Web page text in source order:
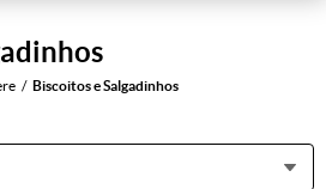
Biscoitos e Salgadinhos